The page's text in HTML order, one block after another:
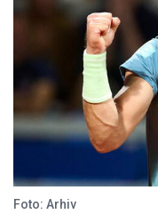
Foto: Arhiv